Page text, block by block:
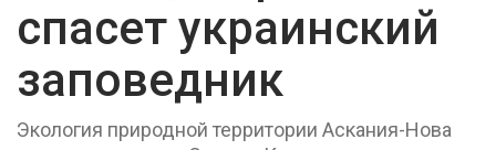
спасет украинский
заповедник
Экология природной территории Аскания-Нова